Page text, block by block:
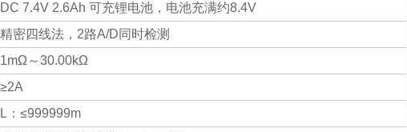
DC 7.4V 2.6Ah 可充锂电池，电池充满约8.4V
精密四线法，2路A/D同时检测
1mΩ～30.00kΩ
≥2A
L：≤999999m